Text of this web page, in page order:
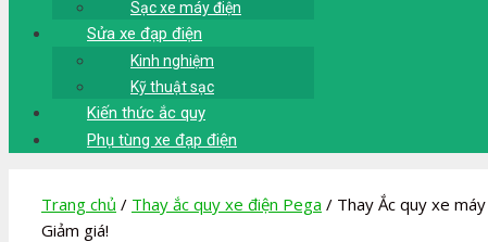
Sạc xe máy điện
Sửa xe đạp điện
Kinh nghiệm
Kỹ thuật sạc
Kiến thức ắc quy
Phụ tùng xe đạp điện
Trang chủ / Thay ắc quy xe điện Pega / Thay Ắc quy xe
Giảm giá!